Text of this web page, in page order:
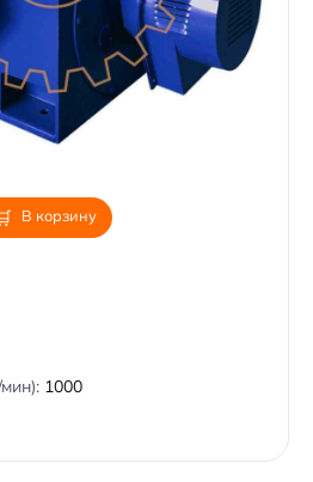
В корзину
1000